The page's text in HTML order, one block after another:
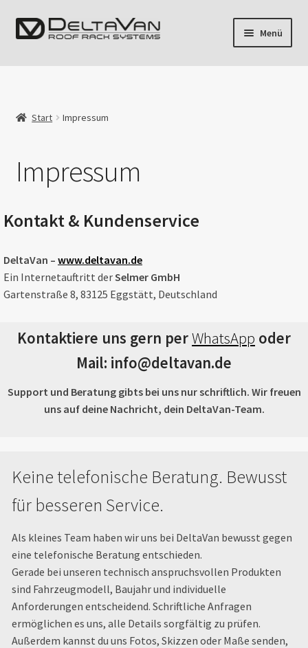
Zur
Navigation
Zum
Inhalt
Menü
Blog
Mein Konto
Start Impressum
Impressum
Kontakt & Kundenservice
DeltaVan – www.deltavan.de
Ein Internetauftritt derSelmer GmbH
Gartenstraße 8, 83125 Eggstätt, Deutschland
Kontaktiere uns gern perWhatsApp oder
Mail: info@deltavan.de
Support und Beratung gibts bei uns nur schriftlich. Wir freuen
uns auf deine Nachricht, dein DeltaVan-Team.
Keine telefonische Beratung. Bewusst
für besseren Service.
Als kleines Team haben wir uns bei DeltaVan bewusst gegen
eine telefonische Beratung entschieden.
Gerade bei unseren technisch anspruchsvollen Produkten
sind Fahrzeugmodell, Baujahr und individuelle
Anforderungen entscheidend. Schriftliche Anfragen
ermöglichen es uns, alle Details sorgfältig zu prüfen.
Außerdem kannst du uns Fotos, Skizzen oder Maße senden,